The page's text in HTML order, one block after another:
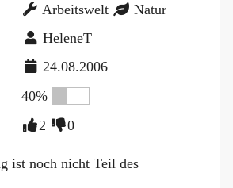
Arbeitswelt
Natur
HeleneT
24.08.2006
40%
2 0
ist noch nicht Teil des